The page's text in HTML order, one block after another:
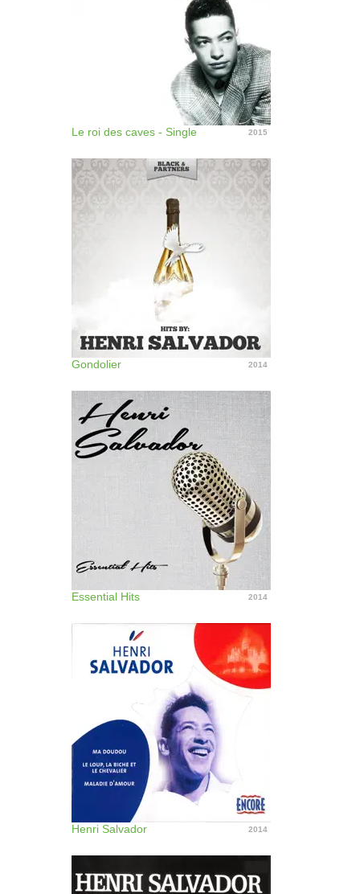
Le roi des caves - Single 2015
Gondolier 2014
Essential Hits 2014
Henri Salvador 2014